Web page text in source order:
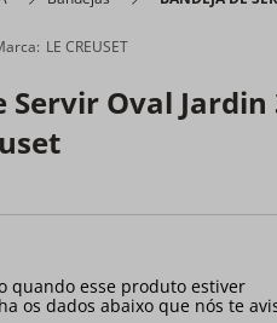
LE CREUSET
Servir Oval Jardin